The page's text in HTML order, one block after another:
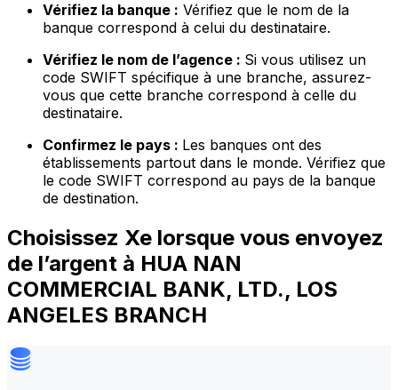
Vérifiez la banque : Vérifiez que le nom de la
banque correspond à celui du destinataire.
Vérifiez le nom de l’agence : Si vous utilisez un
code SWIFT spécifique à une branche, assurez-
vous que cette branche correspond à celle du
destinataire.
Confirmez le pays : Les banques ont des
établissements partout dans le monde. Vérifiez que
le code SWIFT correspond au pays de la banque
de destination.
Choisissez Xe lorsque vous envoyez
de l’argent à HUA NAN
COMMERCIAL BANK, LTD., LOS
ANGELES BRANCH